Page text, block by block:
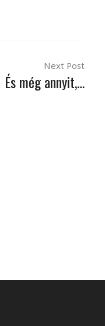
Next Post
És még annyit,…